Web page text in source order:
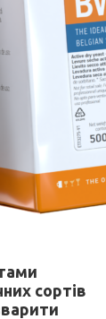
сортів